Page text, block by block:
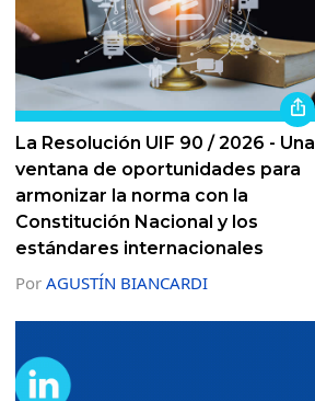
La Resolución UIF 90 / 2026 - Una
ventana de oportunidades para
armonizar la norma con la
Constitución Nacional y los
estándares internacionales
Por AGUSTÍN BIANCARDI